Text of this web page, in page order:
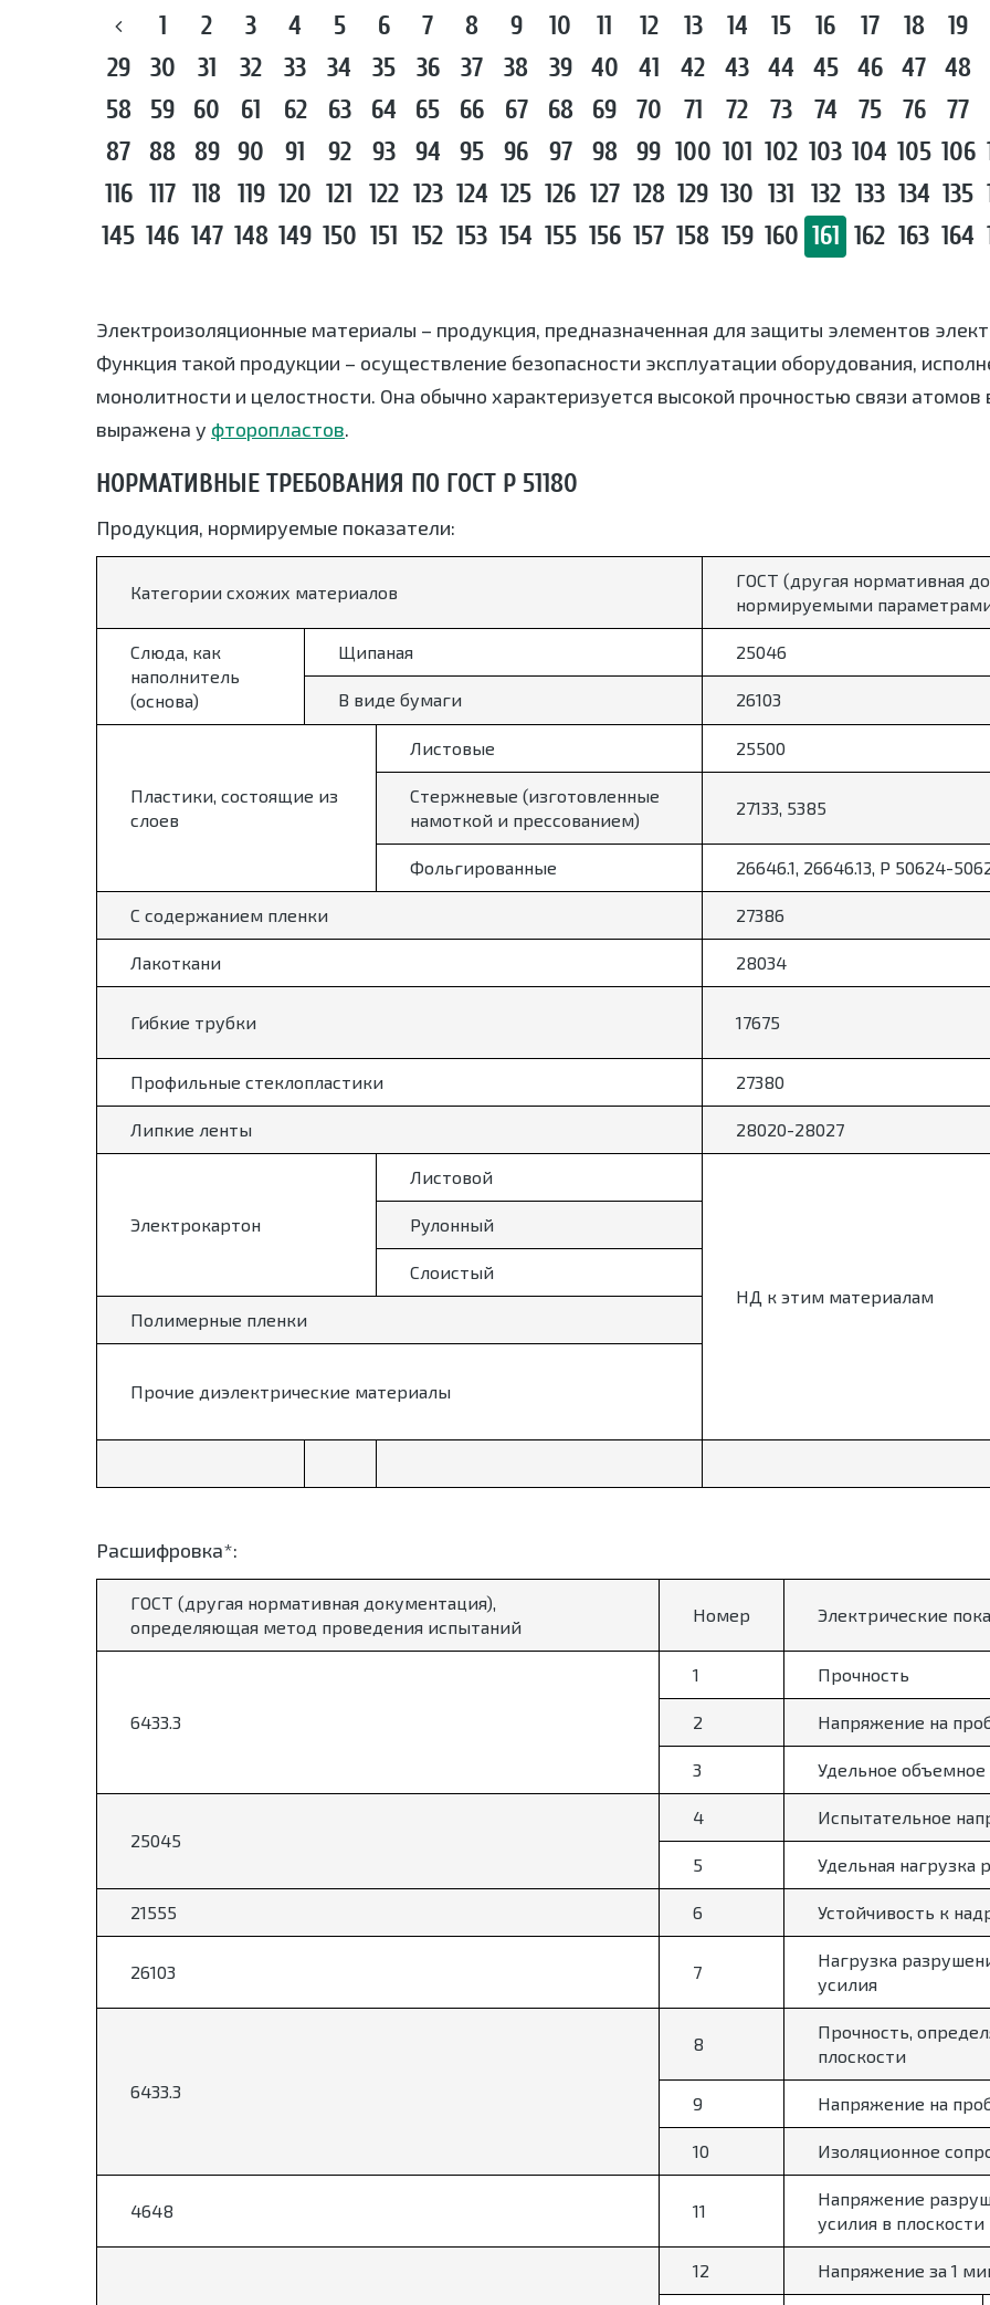
1 2 3 4 5 6 7 8 9 10 11 12 13 14 15 16 17 18 19
29
30 31 32 33 34 35 36 37 38 39 40 41 42 43 44 45 46 47 48
58
59 60 61 62 63 64 65 66 67 68 69 70 71 72 73 74 75 76
77
87
88 89 90 91 92 93 94 95 96 97 98 99 100 101 102 103 104 105 106
116 117 118 119 120 121 122 123 124 125 126 127 128 129 130 131 132 133 134 135
145 146 147 148 149 150 151 152 153 154 155 156 157 158 159 160 161 162 163 164
Электроизоляционные материалы – продукция, предназначенная для защиты элементов
Функция такой продукции – осуществление безопасности эксплуатации оборудования,
монолитности и целостности. Она обычно характеризуется высокой прочностью связи атомов
выражена у фторопластов.
НОРМАТИВНЫЕ ТРЕБОВАНИЯ ПО ГОСТ Р 51180
Продукция, нормируемые показатели:
Категории схожих материалов
ГОСТ (другая нормативная
нормируемыми параметрами
Слюда, как
наполнитель
(основа)
Щипаная 25046
В виде бумаги 26103
Пластики, состоящие из
слоев
Листовые 25500
Стержневые (изготовленные
намоткой и прессованием)
27133, 5385
Фольгированные 26646.1, 26646.13, Р 50624-
С содержанием пленки 27386
Лакоткани 28034
Гибкие трубки 17675
Профильные стеклопластики 27380
Липкие ленты 28020-28027
Электрокартон
Листовой
НД к этим материалам
Рулонный
Слоистый
Полимерные пленки
Прочие диэлектрические материалы
Расшифровка*:
ГОСТ (другая нормативная документация),
определяющая метод проведения испытаний
Номер Электрические
6433.3
1 Прочность
2 Напряжение на
3 Удельное
25045
4 Испытательное
5 Удельная нагрузка
21555 6 Устойчивость к
26103 7
Нагрузка
усилия
6433.3
8
Прочность,
плоскости
9 Напряжение на
10 Изоляционное
4648 11
Напряжение
усилия в
12 Напряжение за 1